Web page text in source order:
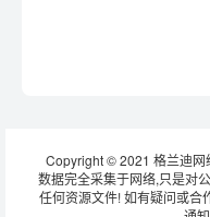
Copyright © 2021 格兰迪网
数据完全采集于网络,只是对
任何资源文件! 如有疑问或